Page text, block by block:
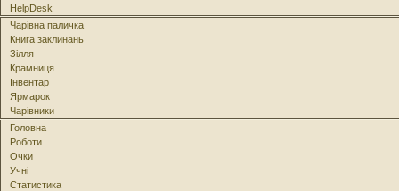
HelpDesk
Чарівна паличка
Книга заклинань
Зілля
Крамниця
Інвентар
Ярмарок
Чарівники
Головна
Роботи
Очки
Учні
Статистика